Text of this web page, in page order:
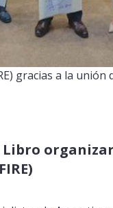
gracias a la unión